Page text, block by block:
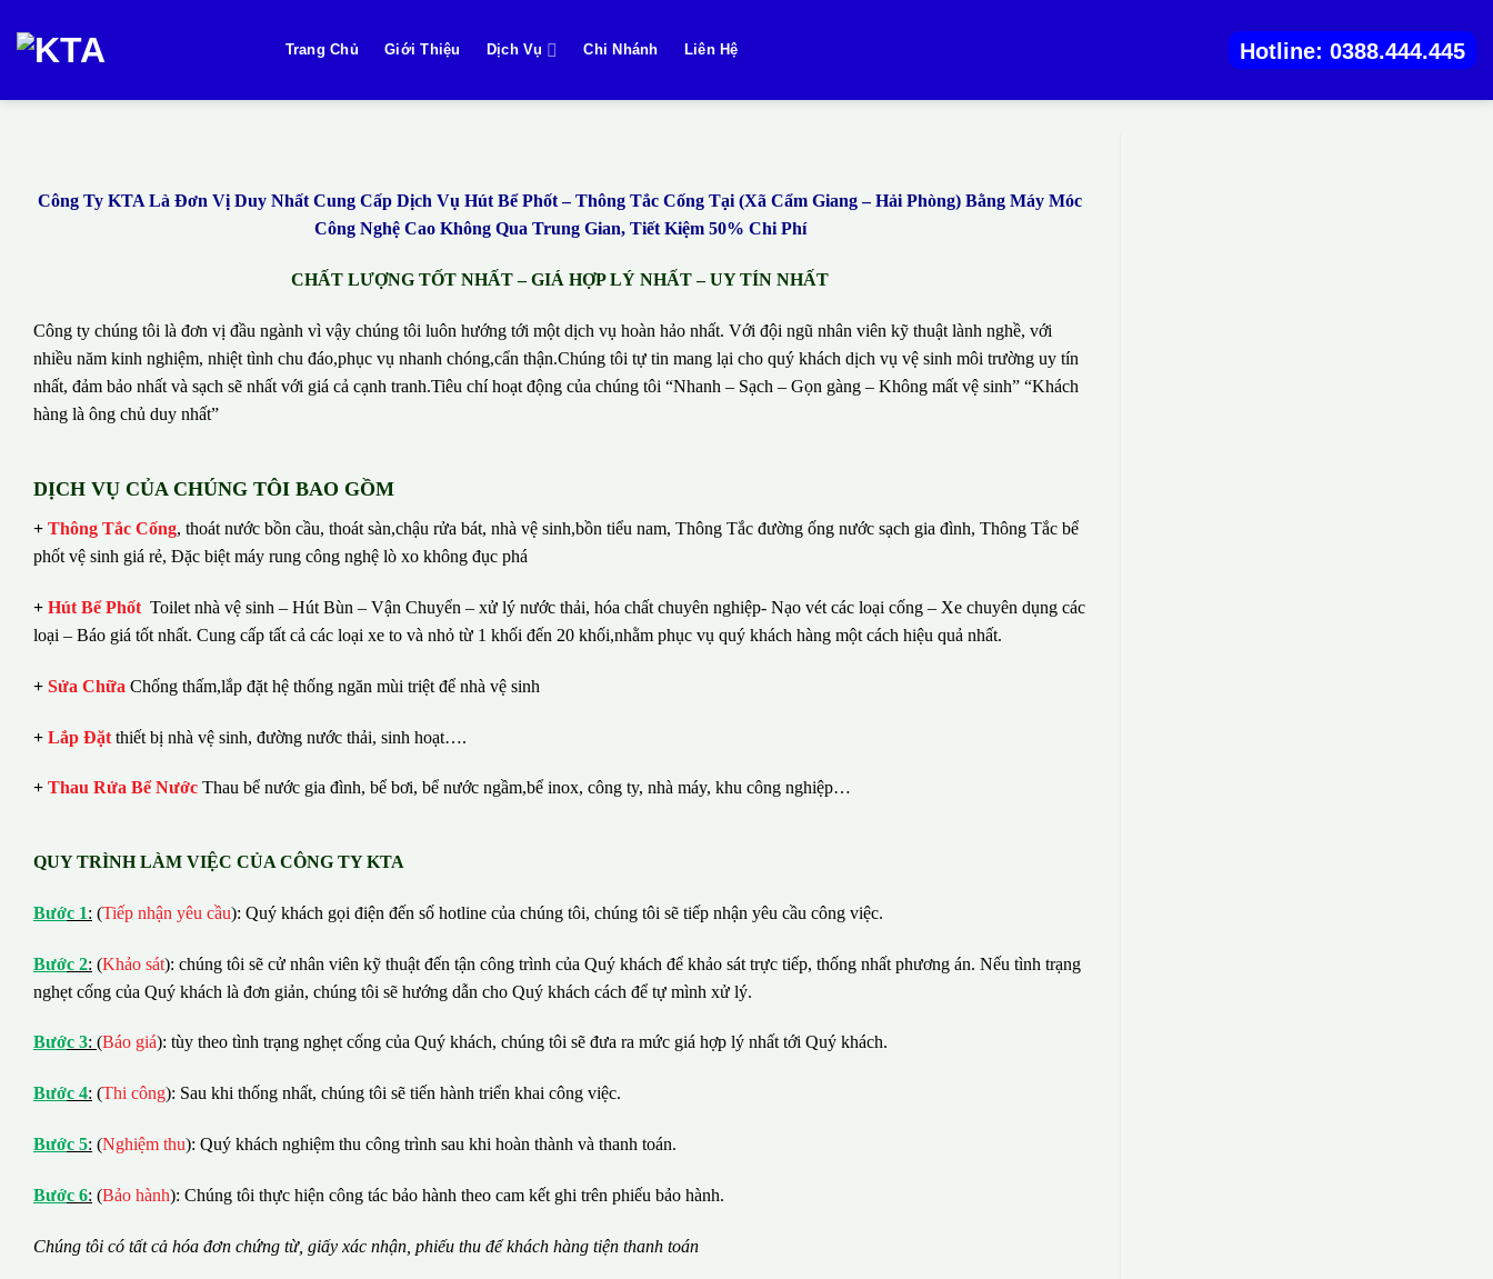
qua
dung
Trang Chủ Giới Thiệu Dịch Vụ Chi Nhánh Liên Hệ Hotline: 0388.444.445
Công Ty KTA Là Đơn Vị Duy Nhất Cung Cấp Dịch Vụ Hút Bể Phốt – Thông Tắc Cống Tại (Xã Cẩm Giang – Hải Phòng) Bằng Máy Móc
Công Nghệ Cao Không Qua Trung Gian, Tiết Kiệm 50% Chi Phí
CHẤT LƯỢNG TỐT NHẤT – GIÁ HỢP LÝ NHẤT – UY TÍN NHẤT
Công ty chúng tôi là đơn vị đầu ngành vì vậy chúng tôi luôn hướng tới một dịch vụ hoàn hảo nhất. Với đội ngũ nhân viên kỹ thuật lành nghề, với
nhiều năm kinh nghiệm, nhiệt tình chu đáo,phục vụ nhanh chóng,cẩn thận.Chúng tôi tự tin mang lại cho quý khách dịch vụ vệ sinh môi trường uy tín
nhất, đảm bảo nhất và sạch sẽ nhất với giá cả cạnh tranh.Tiêu chí hoạt động của chúng tôi “Nhanh – Sạch – Gọn gàng – Không mất vệ sinh” “Khách
hàng là ông chủ duy nhất”
DỊCH VỤ CỦA CHÚNG TÔI BAO GỒM
+ Thông Tắc Cống, thoát nước bồn cầu, thoát sàn,chậu rửa bát, nhà vệ sinh,bồn tiểu nam, Thông Tắc đường ống nước sạch gia đình, Thông Tắc bể
phốt vệ sinh giá rẻ, Đặc biệt máy rung công nghệ lò xo không đục phá
+ Hút Bể Phốt Toilet nhà vệ sinh – Hút Bùn – Vận Chuyển – xử lý nước thải, hóa chất chuyên nghiệp- Nạo vét các loại cống – Xe chuyên dụng các
loại – Báo giá tốt nhất. Cung cấp tất cả các loại xe to và nhỏ từ 1 khối đến 20 khối,nhằm phục vụ quý khách hàng một cách hiệu quả nhất.
+ Sửa Chữa Chống thấm,lắp đặt hệ thống ngăn mùi triệt để nhà vệ sinh
+ Lắp Đặt thiết bị nhà vệ sinh, đường nước thải, sinh hoạt….
+ Thau Rửa Bể Nước Thau bể nước gia đình, bể bơi, bể nước ngầm,bể inox, công ty, nhà máy, khu công nghiệp…
QUY TRÌNH LÀM VIỆC CỦA CÔNG TY KTA
Bước 1: (Tiếp nhận yêu cầu): Quý khách gọi điện đến số hotline của chúng tôi, chúng tôi sẽ tiếp nhận yêu cầu công việc.
Bước 2: (Khảo sát): chúng tôi sẽ cử nhân viên kỹ thuật đến tận công trình của Quý khách để khảo sát trực tiếp, thống nhất phương án. Nếu tình trạng
nghẹt cống của Quý khách là đơn giản, chúng tôi sẽ hướng dẫn cho Quý khách cách để tự mình xử lý.
Bước 3: (Báo giá): tùy theo tình trạng nghẹt cống của Quý khách, chúng tôi sẽ đưa ra mức giá hợp lý nhất tới Quý khách.
Bước 4: (Thi công): Sau khi thống nhất, chúng tôi sẽ tiến hành triển khai công việc.
Bước 5: (Nghiệm thu): Quý khách nghiệm thu công trình sau khi hoàn thành và thanh toán.
Bước 6: (Bảo hành): Chúng tôi thực hiện công tác bảo hành theo cam kết ghi trên phiếu bảo hành.
Chúng tôi có tất cả hóa đơn chứng từ, giấy xác nhận, phiếu thu đểkhách hàng tiện thanh toán